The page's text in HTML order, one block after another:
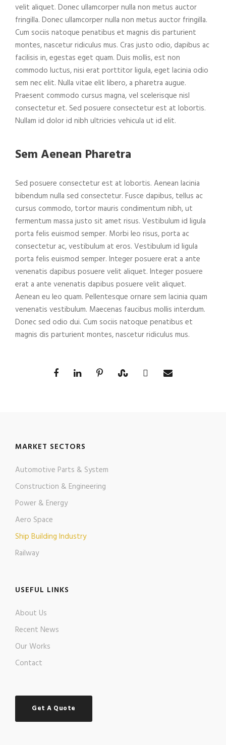
velit aliquet. Donec ullamcorper nulla non metus auctor
fringilla. Donec ullamcorper nulla non metus auctor fringilla.
Cum sociis natoque penatibus et magnis dis parturient
montes, nascetur ridiculus mus. Cras justo odio, dapibus ac
facilisis in, egestas eget quam. Duis mollis, est non
commodo luctus, nisi erat porttitor ligula, eget lacinia odio
sem nec elit. Nulla vitae elit libero, a pharetra augue.
Praesent commodo cursus magna, vel scelerisque nisl
consectetur et. Sed posuere consectetur est at lobortis.
Nullam id dolor id nibh ultricies vehicula ut id elit.
Sem Aenean Pharetra
Sed posuere consectetur est at lobortis. Aenean lacinia
bibendum nulla sed consectetur. Fusce dapibus, tellus ac
cursus commodo, tortor mauris condimentum nibh, ut
fermentum massa justo sit amet risus. Vestibulum id ligula
porta felis euismod semper. Morbi leo risus, porta ac
consectetur ac, vestibulum at eros. Vestibulum id ligula
porta felis euismod semper. Integer posuere erat a ante
venenatis dapibus posuere velit aliquet. Integer posuere
erat a ante venenatis dapibus posuere velit aliquet.
Aenean eu leo quam. Pellentesque ornare sem lacinia quam
venenatis vestibulum. Maecenas faucibus mollis interdum.
Donec sed odio dui. Cum sociis natoque penatibus et
magnis dis parturient montes, nascetur ridiculus mus.
MARKET SECTORS
Automotive Parts & System
Construction & Engineering
Power & Energy
Aero Space
Ship Building Industry
Railway
USEFUL LINKS
About Us
Recent News
Our Works
Contact
Get A Quote